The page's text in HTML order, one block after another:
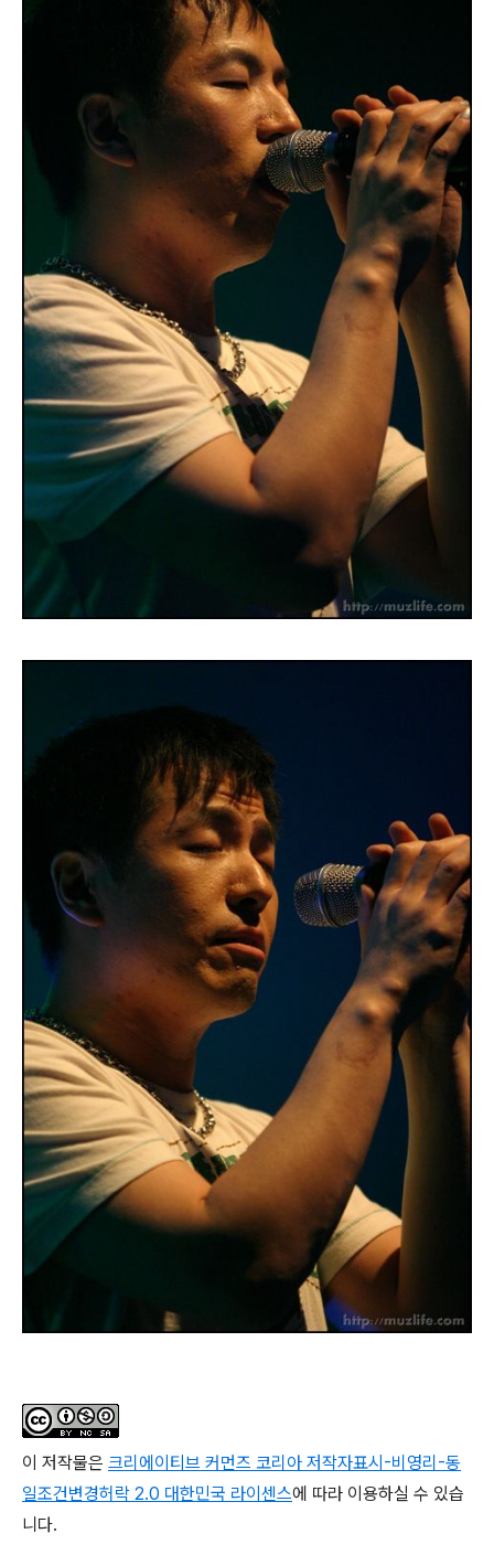
이 저작물은 크리에이티브 커먼즈 코리아 저작자표시-비영리-동
일조건변경허락 2.0 대한민국 라이센스에 따라 이용하실 수 있습
니다.